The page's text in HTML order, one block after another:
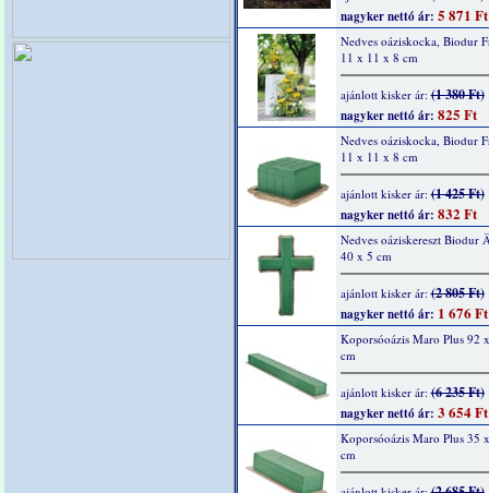
nagyker nettó ár: 5 871 Ft
Nedves oáziskocka, Biodur
11 x 11 x 8 cm
ajánlott kisker ár:(1 380 Ft)
nagyker nettó ár: 825 Ft
Nedves oáziskocka, Biodur
11 x 11 x 8 cm
ajánlott kisker ár:(1 425 Ft)
nagyker nettó ár: 832 Ft
Nedves oáziskereszt Biodur
40 x 5 cm
ajánlott kisker ár:(2 805 Ft)
nagyker nettó ár: 1 676 Ft
Koporsóoázis Maro Plus 92
cm
ajánlott kisker ár:(6 235 Ft)
nagyker nettó ár: 3 654 Ft
Koporsóoázis Maro Plus 35
cm